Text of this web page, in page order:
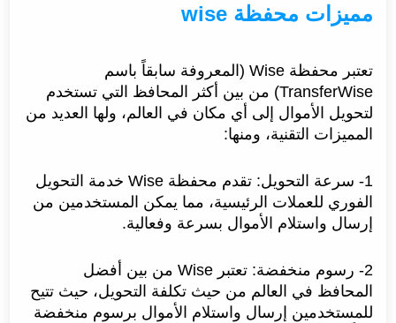
مميزات محفظة wise
تعتبر محفظة Wise (المعروفة سابقاً باسم
TransferWise) من بين أكثر المحافظ التي تستخدم
لتحويل الأموال إلى أي مكان في العالم، ولها العديد من
المميزات التقنية، ومنها:
1- سرعة التحويل: تقدم محفظة Wise خدمة التحويل
الفوري للعملات الرئيسية، مما يمكن المستخدمين من
إرسال واستلام الأموال بسرعة وفعالية.
2- رسوم منخفضة: تعتبر Wise من بين أفضل
المحافظ في العالم من حيث تكلفة التحويل، حيث تتيح
للمستخدمين إرسال واستلام الأموال برسوم منخفضة